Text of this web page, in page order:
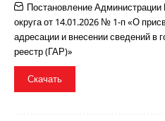
Постановление
округа от 14.01.2026 № 1-п «О
адресации и внесении сведений в
реестр (ГАР)»
Скачать